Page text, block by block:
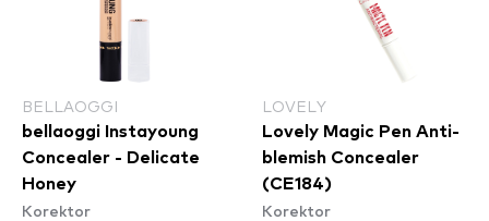
BELLAOGGI
bellaoggi Instayoung
Concealer - Delicate
Honey
Korektor
LOVELY
Lovely Magic Pen Anti-
blemish Concealer
(CE184)
Korektor